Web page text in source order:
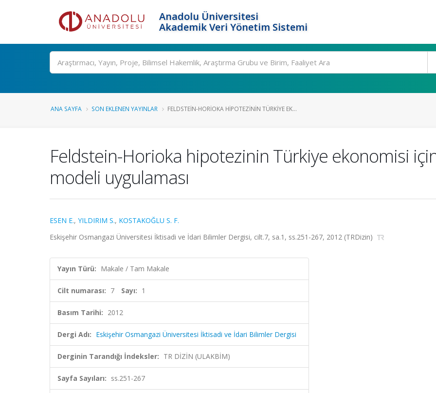
Anadolu Üniversitesi
Akademik Veri Yönetim Sistemi
Ara
ANA SAYFA SON EKLENEN YAYINLAR FELDSTEIN-HORIOKA HIPOTEZININ TÜRKIYE EK...
Feldstein-Horioka hipotezinin Türkiye ekonomisi için
modeli uygulaması
ESEN E., YILDIRIM S., KOSTAKOĞLU S. F.
Eskişehir Osmangazi Üniversitesi İktisadi ve İdari Bilimler Dergisi, cilt.7, sa.1, ss.251-267, 2012 (TRDizin)
Yayın Türü: Makale / Tam Makale
Cilt numarası: 7 Sayı: 1
Basım Tarihi: 2012
Dergi Adı: Eskişehir Osmangazi Üniversitesi İktisadi ve İdari Bilimler Dergisi
Derginin Tarandığı İndeksler: TR DİZİN (ULAKBİM)
Sayfa Sayıları: ss.251-267